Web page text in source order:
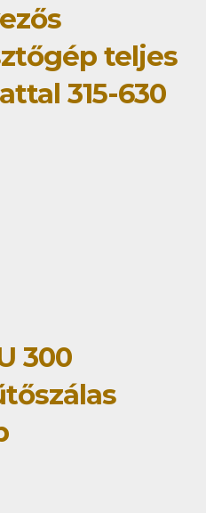
teljes
315-630
300